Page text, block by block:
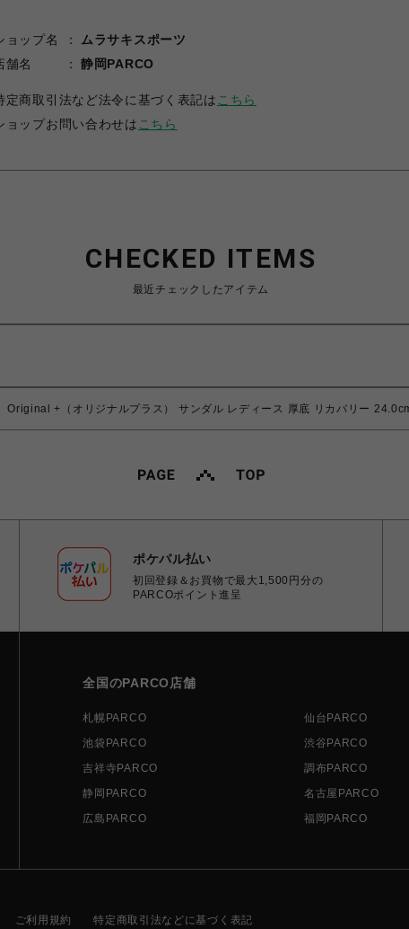
ョップ名
ムラサキスポーツ
舗名
静岡PARCO
定商取引法など法令に基づく表記は こちら
ョップお問い合わせは こちら
CHECKED ITEMS
最近チェックしたアイテム
+（オリジナルプラス） サンダル レディース 厚底 リカバリー
ポケパル払い
初回登録＆お買物で最大1,500円分の
PARCOポイント進呈
全国のPARCO店舗
札幌PARCO 仙台PARCO
池袋PARCO
渋谷PARCO
吉祥寺PARCO
調布PARCO
静岡PARCO
名古屋PARCO
広島PARCO
福岡PARCO
ご利用規約 特定商取引法などに基づく表記